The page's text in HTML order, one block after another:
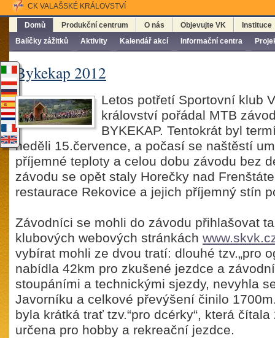
CK VALAŠSKÉ KRÁLOVSTVÍ
Domů
Balíčky zážitků
Aktivity Kalendář akcí Informační centra
Produkční centrum O nás Objevujte VK Instituce
Bykekap 2012
Letos potřetí Sportovní klub
království pořádal MTB
BYKEKAP. Tentokrát byl
neděli 15.července, a počasí se naštěstí
příjemné teploty a celou dobu závodu bez
závodu se opět staly Horečky nad
restaurace Rekovice a jejich příjemný stín
Závodníci se mohli do závodu přihlašovat
klubových webových stránkách
vybírat mohli ze dvou tratí: dlouhé tzv.„pro
nabídla 42km pro zkušené jezdce a
stoupáními a technickými sjezdy, nevyhla
Javorníku a celkové převýšení činilo
byla krátká trať tzv.“pro dcérky“, která
určena pro hobby a rekreační jezdce.